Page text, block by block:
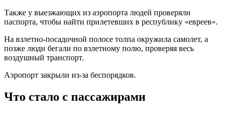
Также у выезжающих из аэропорта людей проверяли
паспорта, чтобы найти прилетевших в республику «евреев».
На взлетно-посадочной полосе толпа окружила самолет, а
позже люди бегали по взлетному полю, проверяя весь
воздушный транспорт.
Аэропорт закрыли из-за беспорядков.
Что стало с пассажирами